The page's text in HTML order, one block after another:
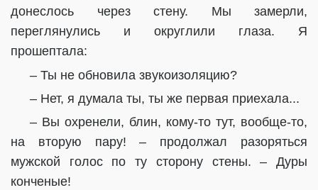
донеслось через стену. Мы замерли,
переглянулись и округлили глаза. Я
прошептала:
– Ты не обновила звукоизоляцию?
– Нет, я думала ты, ты же первая приехала...
– Вы охренели, блин, кому-то тут, вообще-то,
на вторую пару! – продолжал разоряться
мужской голос по ту сторону стены. – Дуры
конченые!